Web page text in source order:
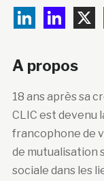
A propos
18 ans après sa
CLIC est devenu
francophone de
de mutualisation
sociale dans les